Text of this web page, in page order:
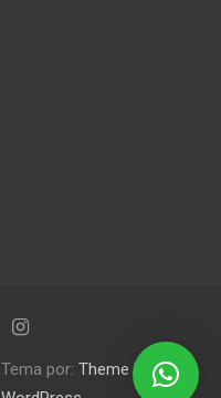
Tema por: Theme Horse